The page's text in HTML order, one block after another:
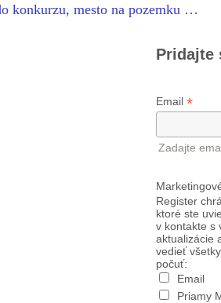
konkurzu, mesto na pozemku …
Pridajte
Email *
Zadajte
Register
ktoré ste
v kontakte s
aktualizácie
vedieť
počuť:
Email
Priamy